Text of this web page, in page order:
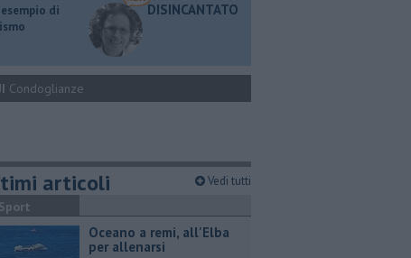
esempio di
DISINCANTATO
Condoglianze
articoli Vedi tutti
Sport
Oceano a remi, all'Elba
per allenarsi